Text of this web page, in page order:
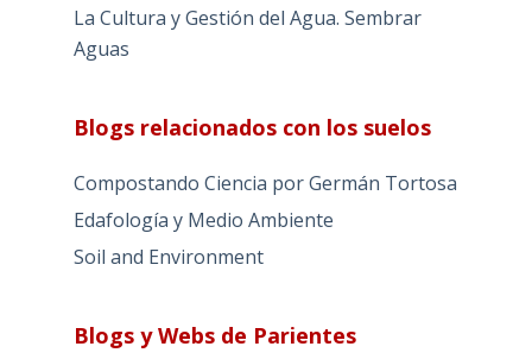
La Cultura y Gestión del Agua. Sembrar
Aguas
Blogs relacionados con los suelos
Compostando Ciencia por Germán Tortosa
Edafología y Medio Ambiente
Soil and Environment
Blogs y Webs de Parientes